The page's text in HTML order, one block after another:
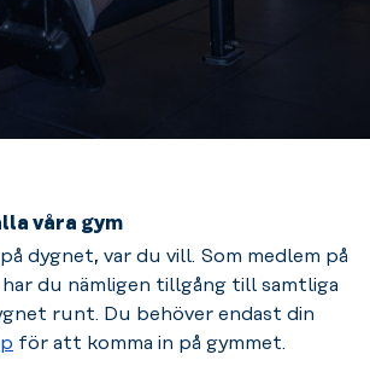
våra gym
dygnet, var du vill. Som medlem på
du nämligen tillgång till samtliga
runt. Du behöver endast din
för att komma in på gymmet.